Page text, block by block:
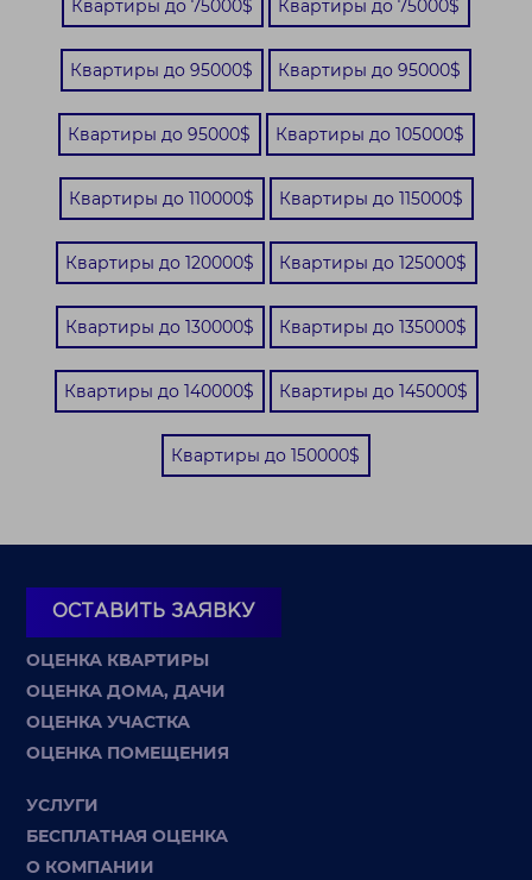
Квартиры до 75000$ Квартиры до 75000$
Квартиры до 95000$ Квартиры до 95000$
Квартиры до 95000$ Квартиры до 105000$
Квартиры до 110000$ Квартиры до 115000$
Квартиры до 120000$ Квартиры до 125000$
Квартиры до 130000$ Квартиры до 135000$
Квартиры до 140000$ Квартиры до 145000$
Квартиры до 150000$
ОСТАВИТЬ ЗАЯВКУ
ОЦЕНКА КВАРТИРЫ
ОЦЕНКА ДОМА, ДАЧИ
ОЦЕНКА УЧАСТКА
ОЦЕНКА ПОМЕЩЕНИЯ
УСЛУГИ
БЕСПЛАТНАЯ ОЦЕНКА
О КОМПАНИИ